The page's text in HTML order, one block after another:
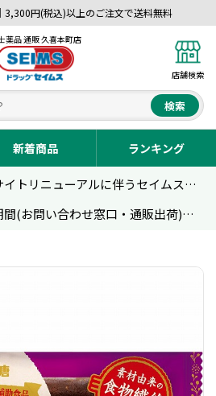
3,300円(税込)以上のご注文で送料無料
薬品 通販 久喜本町店
店舗検索
検索
新着商品 ランキング
【重要】サイトリニューアルに伴うセイムス通販のご利用について
夏季休業期間(お問い合わせ窓口・通販出荷)のお知らせ